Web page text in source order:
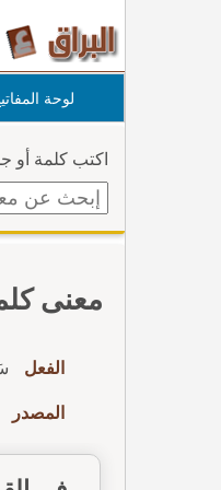
لوحة
اكتب كلمة أو
معنى
الفعل
المصدر